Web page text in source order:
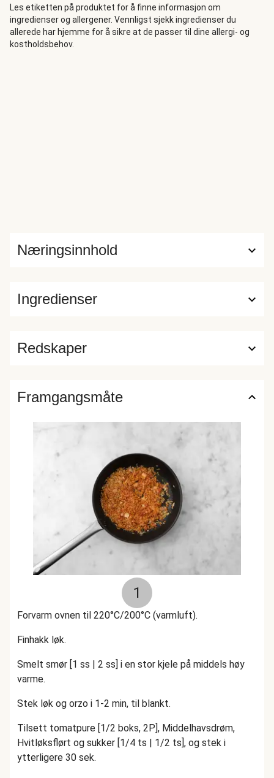
som minner litt om risotto. Forskjellen er at orzotto bruker
orzo, som er en pastatype. Vi bygger vår kremede
tomatorzotto med orzo blandet med ost, tomat og fløte.
Les etiketten på produktet for å finne informasjon om
ingredienser og allergener. Vennligst sjekk ingredienser du
allerede har hjemme for å sikre at de passer til dine allergi- og
kostholdsbehov.
Ingredienser
Næringsinnhold
Redskaper
Framgangsmåte
1
Forvarm ovnen til 220°C/200°C (varmluft).
Finhakk løk.
Smelt smør [1 ss | 2 ss] i en stor kjele på middels høy
varme.
Stek løk og orzo i 1-2 min, til blankt.
Tilsett tomatpure [1/2 boks, 2P], Middelhavsdrøm,
Hvitløksflørt og sukker [1/4 ts | 1/2 ts], og stek i
ytterligere 30 sek.